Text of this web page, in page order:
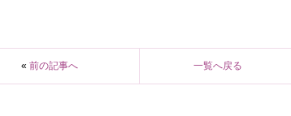
«前の記事へ 一覧へ戻る